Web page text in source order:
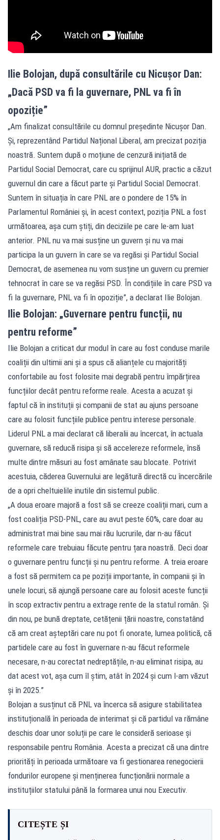
Ilie Bolojan, după consultările cu Nicușor Dan:
„Dacă PSD va fi la guvernare, PNL va fi în
opoziție”
„Am finalizat consultările cu domnul președinte Nicușor Dan.
Și, reprezentând Partidul Național Liberal, am precizat poziția
noastră. Suntem după o moțiune de cenzură inițiată de
Partidul Social Democrat, care cu sprijinul AUR, practic a căzut
guvernul din care a făcut parte și Partidul Social Democrat.
Suntem în situația în care PNL are o pondere de 15% în
Parlamentul României și, în acest context, poziția PNL a fost
următoarea, așa cum știți, din deciziile pe care le-am luat
anterior. PNL nu va mai susține un guvern și nu va mai
participa la un guvern în care se va regăsi și Partidul Social
Democrat, de asemenea nu vom susține un guvern cu premier
tehnocrat în care se va regăsi PSD. În condițiile în care PSD va
fi la guvernare, PNL va fi în opoziție”, a declarat Ilie Bolojan.
Ilie Bolojan: „Guvernare pentru funcții, nu
pentru reforme”
Ilie Bolojan a criticat dur modul în care au fost conduse marile
coaliții din ultimii ani și a spus că alianțele cu majorități
confortabile au fost folosite mai degrabă pentru împărțirea
funcțiilor decât pentru reforme reale. Acesta a acuzat și
faptul că în instituții și companii de stat au ajuns persoane
care au folosit funcțiile publice pentru interese personale.
Liderul PNL a mai declarat că liberalii au încercat, în actuala
guvernare, să reducă risipa și să accelereze reformele, însă
multe dintre măsuri au fost amânate sau blocate. Potrivit
acestuia, căderea Guvernului are legătură directă cu încercările
de a opri cheltuielile inutile din sistemul public.
„A doua eroare majoră a fost să se creeze coaliții mari, cum a
fost coaliția PSD-PNL, care au avut peste 60%, care doar au
administrat mai bine sau mai rău lucrurile, dar n-au făcut
reformele care trebuiau făcute pentru țara noastră. Deci doar
o guvernare pentru funcții și nu pentru reforme. A treia eroare
a fost să permitem ca pe poziții importante, în companii și în
unele locuri, să ajungă persoane care au folosit aceste funcții
în scop extractiv pentru a extrage rente de la statul român. Și
din nou, pe bună dreptate, cetățenii țării noastre, constatând
că am creat așteptări care nu pot fi onorate, lumea politică, că
partidele care au fost în guvernare n-au făcut reformele
necesare, n-au corectat nedreptățile, n-au eliminat risipa, au
dat acest vot, așa cum îl știm, atât în 2024 și cum l-am văzut
și în 2025.”
Bolojan a susținut că PNL va încerca să asigure stabilitatea
instituțională în perioada de interimat și că partidul va rămâne
deschis doar unor soluții pe care le consideră serioase și
responsabile pentru România. Acesta a precizat că una dintre
priorități în perioada următoare va fi gestionarea renegocierii
fondurilor europene și menținerea funcționării normale a
instituțiilor statului până la formarea unui nou Executiv.
CITEȘTE ȘI